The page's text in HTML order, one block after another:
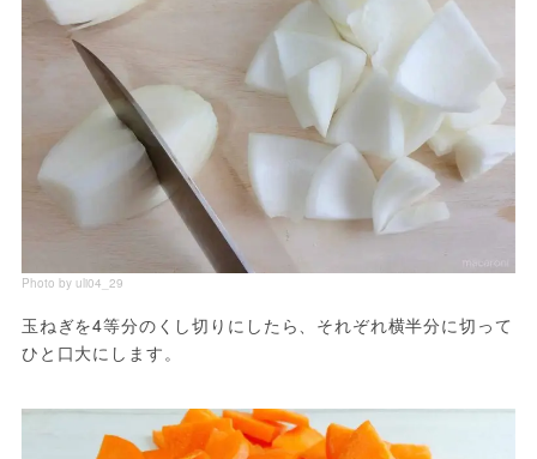
Photo by uli04_29
玉ねぎを4等分のくし切りにしたら、それぞれ横半分に切って
ひと口大にします。